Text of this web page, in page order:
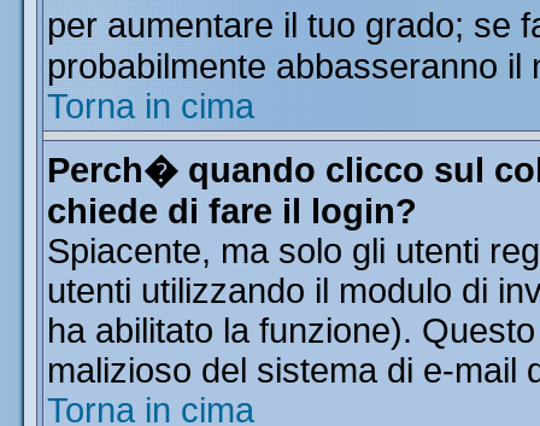
per aumentare il tuo grado; se
probabilmente abbasseranno il
Torna in cima
Perch� quando clicco sul
chiede di fare il login?
Spiacente, ma solo gli utenti
utenti utilizzando il modulo di
ha abilitato la funzione).
malizioso del sistema di e-mail
Torna in cima